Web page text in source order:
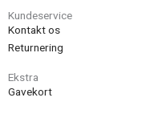
Kundeservice
Kontakt os
Returnering
Ekstra
Gavekort